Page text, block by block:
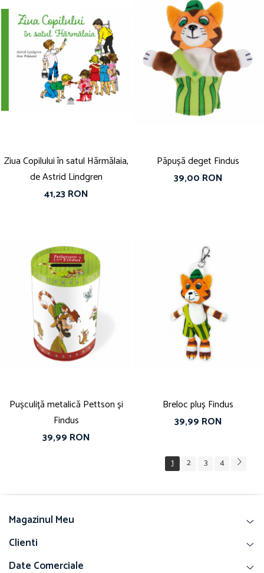
Ziua Copilului în satul Hărmălaia,
de Astrid Lindgren
41,23 RON
Păpușă deget Findus
39,00 RON
Pușculiță metalică Pettson și
Findus
39,99 RON
Breloc pluș Findus
39,99 RON
1 2 3 4
Magazinul Meu
Clienti
Date Comerciale